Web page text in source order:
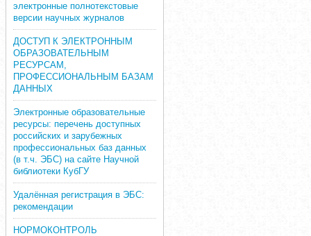
электронные полнотекстовые
версии научных журналов
ДОСТУП К ЭЛЕКТРОННЫМ
ОБРАЗОВАТЕЛЬНЫМ
РЕСУРСАМ,
ПРОФЕССИОНАЛЬНЫМ БАЗАМ
ДАННЫХ
Электронные образовательные
ресурсы: перечень доступных
российских и зарубежных
профессиональных баз данных
(в т.ч. ЭБС) на сайте Научной
библиотеки КубГУ
Удалённая регистрация в ЭБС:
рекомендации
НОРМОКОНТРОЛЬ